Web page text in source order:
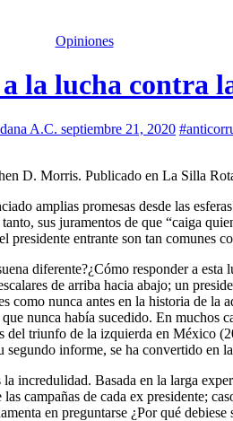
Opiniones
la lucha contra
A.C. septiembre 21, 2020
D. Morris. Publicado en La Silla
amplias promesas desde las
sus juramentos de que “caiga
presidente entrante son tan comunes
diferente?¿Cómo responder a
de arriba hacia abajo; un
nunca antes en la historia de
nunca había sucedido. En muchos
del triunfo de la izquierda en México
informe, se ha convertido en
incredulidad. Basada en la larga
campañas de cada ex presidente;
en preguntarse ¿Por qué